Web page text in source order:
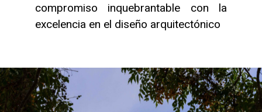
compromiso inquebrantable con la
excelencia en el diseño arquitectónico